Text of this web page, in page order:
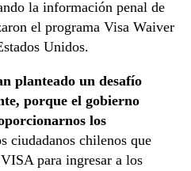
la información penal de
el programa Visa Waiver
Unidos.
planteado un desafío
porque el gobierno
los
ciudadanos chilenos que
para ingresar a los